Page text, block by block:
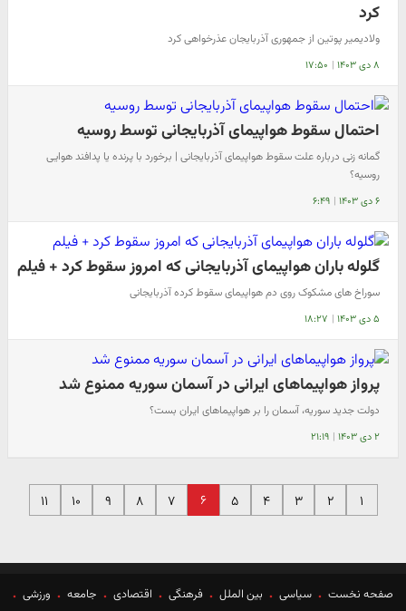
کرد
ولادیمیر پوتین از جمهوری آذربایجان عذرخواهی کرد
۸ دی ۱۴۰۳ | ۱۷:۵۰
احتمال سقوط هواپیمای آذربایجانی توسط روسیه
گمانه زنی درباره علت سقوط هواپیمای آذربایجانی | برخورد با پرنده یا پدافند هوایی
روسیه؟
۶ دی ۱۴۰۳ | ۶:۴۹
گلوله باران هواپیمای آذربایجانی که امروز سقوط کرد + فیلم
سوراخ های مشکوک روی دم هواپیمای سقوط کرده آذربایجانی
۵ دی ۱۴۰۳ | ۱۸:۲۷
پرواز هواپیماهای ایرانی در آسمان سوریه ممنوع شد
دولت جدید سوریه، آسمان را بر هواپیماهای ایران بست؟
۲ دی ۱۴۰۳ | ۲۱:۱۹
۱ ۲ ۳ ۴ ۵ ۶ ۷ ۸ ۹ ۱۰ ۱۱
صفحه نخست سیاسی بین الملل فرهنگی اقتصادی جامعه
ورزشی